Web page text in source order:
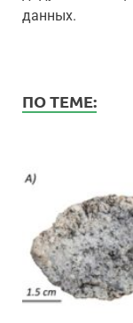
данных.
ПО ТЕМЕ: